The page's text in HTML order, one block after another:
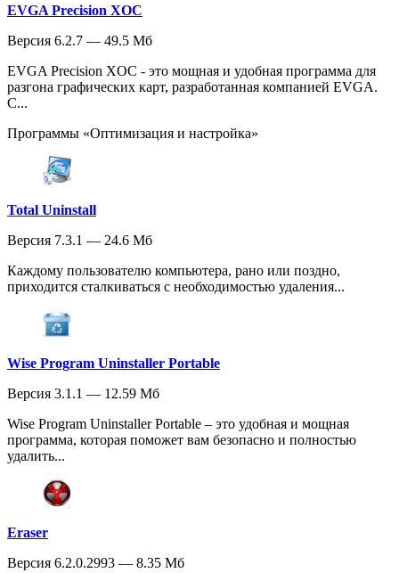
EVGA Precision XOC
Версия 6.2.7 — 49.5 Мб
EVGA Precision XOC - это мощная и удобная программа для
разгона графических карт, разработанная компанией EVGA.
С...
Программы «Оптимизация и настройка»
Total Uninstall
Версия 7.3.1 — 24.6 Мб
Каждому пользователю компьютера, рано или поздно,
приходится сталкиваться с необходимостью удаления...
Wise Program Uninstaller Portable
Версия 3.1.1 — 12.59 Мб
Wise Program Uninstaller Portable – это удобная и мощная
программа, которая поможет вам безопасно и полностью
удалить...
Eraser
Версия 6.2.0.2993 — 8.35 Мб